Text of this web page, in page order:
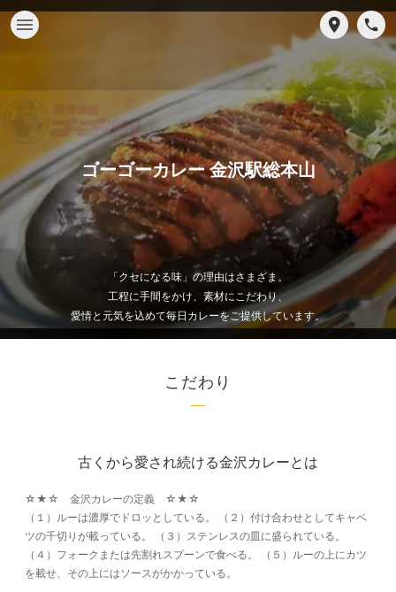
ゴーゴーカレー 金沢駅総本山
「クセになる味」の理由はさまざま。
工程に手間をかけ、素材にこだわり、
愛情と元気を込めて毎日カレーをご提供しています。
こだわり
古くから愛され続ける金沢カレーとは
☆★☆ 金沢カレーの定義 ☆★☆
（１）ルーは濃厚でドロッとしている。 （２）付け合わせとしてキャベ
ツの千切りが載っている。 （３）ステンレスの皿に盛られている。
（４）フォークまたは先割れスプーンで食べる。 （５）ルーの上にカツ
を載せ、その上にはソースがかかっている。